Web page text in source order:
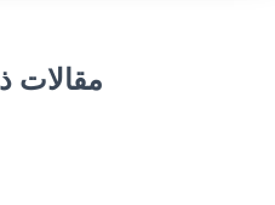
مقالات